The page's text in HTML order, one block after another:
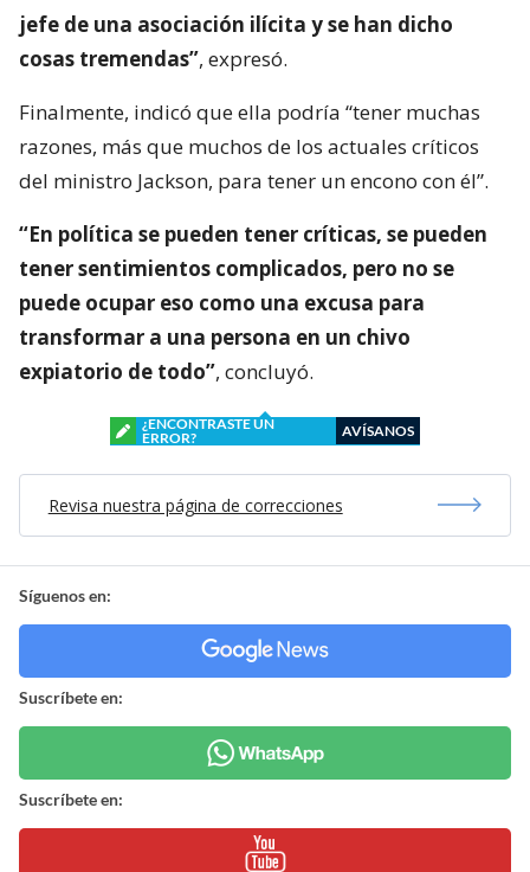
jefe de una asociación ilícita y se han dicho
cosas tremendas”, expresó.
Finalmente, indicó que ella podría “tener muchas
razones, más que muchos de los actuales críticos
del ministro Jackson, para tener un encono con él”.
“En política se pueden tener críticas, se pueden
tener sentimientos complicados, pero no se
puede ocupar eso como una excusa para
transformar a una persona en un chivo
expiatorio de todo”, concluyó.
¿ENCONTRASTE UN
ERROR?
AVÍSANOS
Revisa nuestra página de correcciones
Síguenos en:
Suscríbete en:
Suscríbete en: